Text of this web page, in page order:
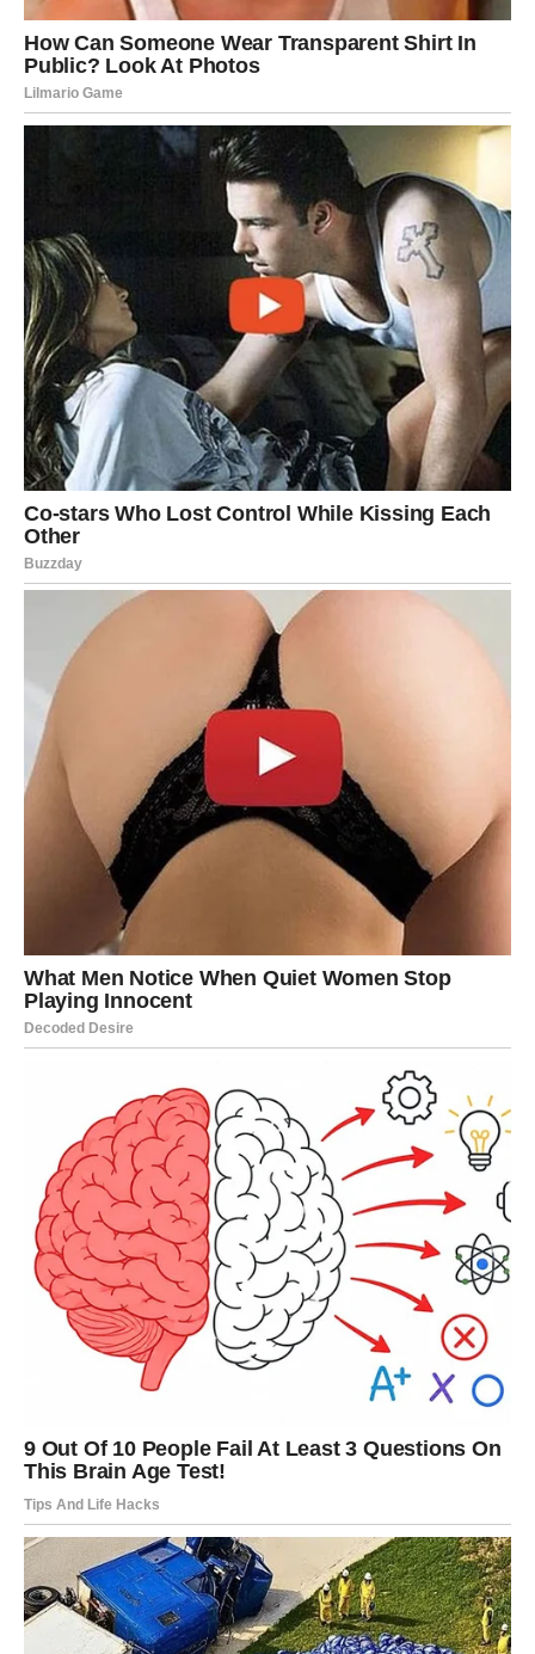
njegujem i čuvam.” Taj trenutak bio je kraj njihovog
zajedničkog puta, ali i početak nove spoznaje.
Prema iskustvimaUdruženja oboljelih i njegovatelja u
, mnoge porodice prolaze slične situacije. Oni
naglašavaju da ljubav i posvećenost mogu biti ljekovite, ali
da bez podrške okoline i zajednice lako prerastu u
iscrpljujuće žrtvovanje. Ova priča je primjer kako se čak i u
najtežim okolnostima može pronaći smisao i lekcija za sve
druge: voljeti znači dati, ali i pustiti drugome pravo na
dostojanstvo.
Na kraju, ono što ostaje jeste spoznaja da ljubav nije samo u
žrtvovanju, već i u poštovanju. Žena je naučila da, iako su
uloge bile izmijenjene,
on nikada nije prestao biti njen
suprug i partner. Njena briga i njegovo povjerenje stvorili su
most između bola i zahvalnosti. Njegove posljednje riječi
ostale su svjedočanstvo da ljubav ne nestaje ni kada tijelo
posustane.
Ova priča nas uči da ljubav u najtežim vremenima ne znači
izgubiti sebe, nego pronaći način da balansiramo između
brige za druge i brige za vlastito biće.
U tome leži prava
drugome oslonac, ali i da zadržimo vlastito
dostojanstvo.
Oglasi